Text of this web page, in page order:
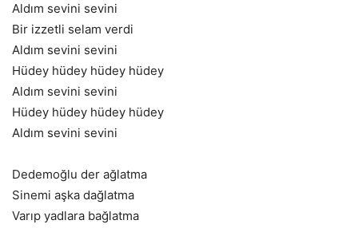
Aldım sevini sevini
Bir izzetli selam verdi
Aldım sevini sevini
Hüdey hüdey hüdey hüdey
Aldım sevini sevini
Hüdey hüdey hüdey hüdey
Aldım sevini sevini
Dedemoğlu der ağlatma
Sinemi aşka dağlatma
Varıp yadlara bağlatma